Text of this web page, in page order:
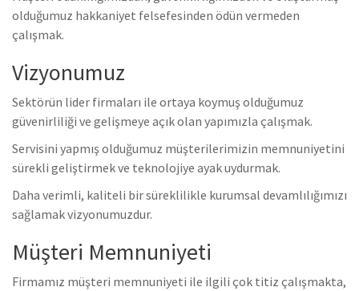
olduğumuz hakkaniyet felsefesinden ödün vermeden
çalışmak.
Vizyonumuz
Sektörün lider firmaları ile ortaya koymuş olduğumuz
güvenirliliği ve gelişmeye açık olan yapımızla çalışmak.
Servisini yapmış olduğumuz müşterilerimizin memnuniyetini
sürekli geliştirmek ve teknolojiye ayak uydurmak.
Daha verimli, kaliteli bir süreklilikle kurumsal devamlılığımızı
sağlamak vizyonumuzdur.
Müşteri Memnuniyeti
Firmamız müşteri memnuniyeti ile ilgili çok titiz çalışmakta,